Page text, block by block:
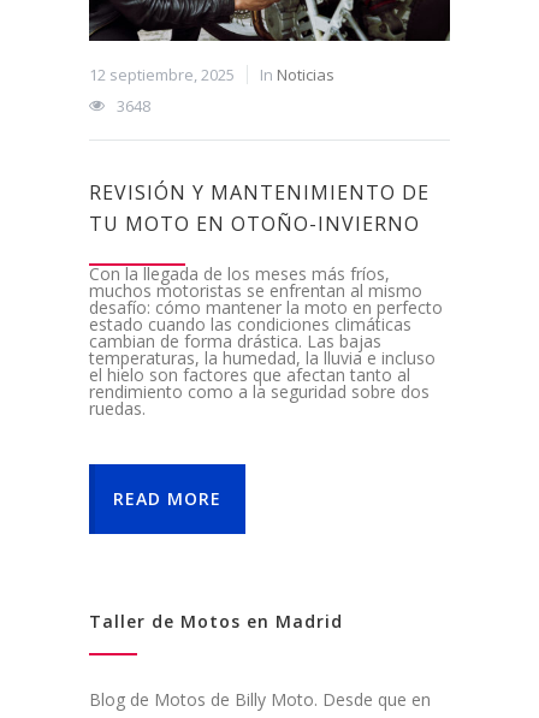
12 septiembre, 2025 In Noticias
3648
REVISIÓN Y MANTENIMIENTO DE
TU MOTO EN OTOÑO-INVIERNO
Con la llegada de los meses más fríos,
muchos motoristas se enfrentan al mismo
desafío: cómo mantener la moto en perfecto
estado cuando las condiciones climáticas
cambian de forma drástica. Las bajas
temperaturas, la humedad, la lluvia e incluso
el hielo son factores que afectan tanto al
rendimiento como a la seguridad sobre dos
ruedas.
READ MORE
Taller de Motos en Madrid
Blog de Motos de Billy Moto. Desde que en